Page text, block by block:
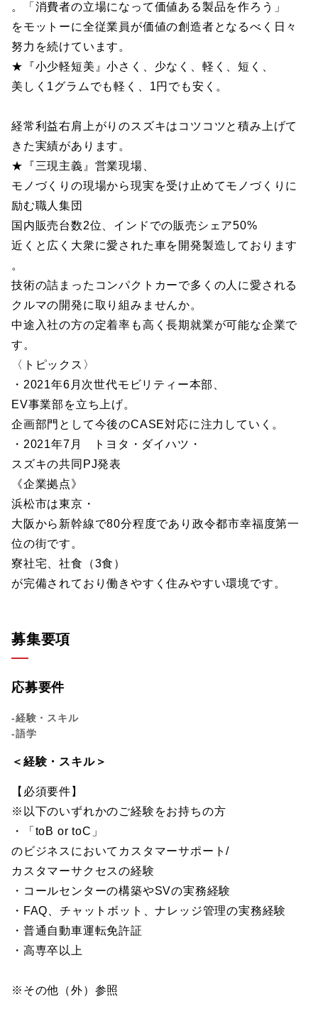
。「消費者の立場になって価値ある製品を作ろう」
をモットーに全従業員が価値の創造者となるべく日々
努力を続けています。
★『小少軽短美』小さく、少なく、軽く、短く、
美しく1グラムでも軽く、1円でも安く。
経常利益右肩上がりのスズキはコツコツと積み上げて
きた実績があります。
★『三現主義』営業現場、
モノづくりの現場から現実を受け止めてモノづくりに
励む職人集団
国内販売台数2位、インドでの販売シェア50%
近くと広く大衆に愛された車を開発製造しております
。
技術の詰まったコンパクトカーで多くの人に愛される
クルマの開発に取り組みませんか。
中途入社の方の定着率も高く長期就業が可能な企業で
す。
〈トピックス〉
・2021年6月次世代モビリティー本部、
EV事業部を立ち上げ。
企画部門として今後のCASE対応に注力していく。
・2021年7月 トヨタ・ダイハツ・
スズキの共同PJ発表
《企業拠点》
浜松市は東京・
大阪から新幹線で80分程度であり政令都市幸福度第一
位の街です。
寮社宅、社食（3食）
が完備されており働きやすく住みやすい環境です。
募集要項
応募要件
-経験・スキル
-語学
＜経験・スキル＞
【必須要件】
※以下のいずれかのご経験をお持ちの方
・「toB or toC」
のビジネスにおいてカスタマーサポート/
カスタマーサクセスの経験
・コールセンターの構築やSVの実務経験
・FAQ、チャットボット、ナレッジ管理の実務経験
・普通自動車運転免許証
・高専卒以上
※その他（外）参照